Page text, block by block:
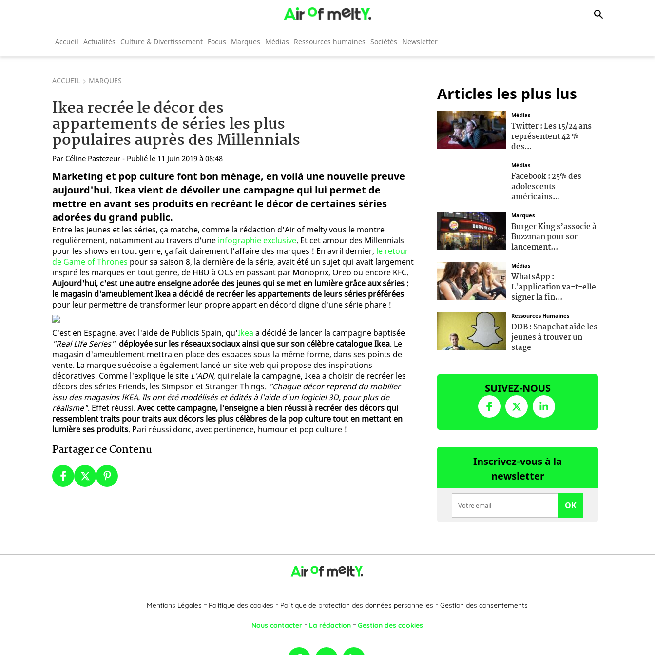
Accueil Actualités Culture & Divertissement Focus Marques Médias Ressources humaines Sociétés Newsletter
ACCUEIL MARQUES
Ikea recrée le décor des
appartements de séries les plus
populaires auprès des Millennials
Par Céline Pastezeur - Publié le 11 Juin 2019 à 08:48
Marketing et pop culture font bon ménage, en voilà une nouvelle preuve
aujourd'hui. Ikea vient de dévoiler une campagne qui lui permet de
mettre en avant ses produits en recréant le décor de certaines séries
adorées du grand public.
Entre les jeunes et les séries, ça matche, comme la rédaction d'Air of melty vous le montre
régulièrement, notamment au travers d'une infographie exclusive. Et cet amour des Millennials
pour les shows en tout genre, ça fait clairement l'affaire des marques ! En avril dernier, le retour
de Game of Thrones pour sa saison 8, la dernière de la série, avait été un sujet qui avait largement
inspiré les marques en tout genre, de HBO à OCS en passant par Monoprix, Oreo ou encore KFC.
Aujourd'hui, c'est une autre enseigne adorée des jeunes qui se met en lumière grâce aux séries :
le magasin d'ameublement Ikea a décidé de recréer les appartements de leurs séries préférées
pour leur permettre de transformer leur propre appart en décord digne d'une série phare !
C'est en Espagne, avec l'aide de Publicis Spain, qu'Ikea a décidé de lancer la campagne baptisée
"Real Life Series", déployée sur les réseaux sociaux ainsi que sur son célèbre catalogue Ikea. Le
magasin d'ameublement mettra en place des espaces sous la même forme, dans ses points de
vente. La marque suédoise a également lancé un site web qui propose des inspirations
décoratives. Comme l'explique le site L'ADN, qui relaie la campagne, Ikea a choisir de recréer les
décors des séries Friends, les Simpson et Stranger Things. "Chaque décor reprend du mobilier
issu des magasins IKEA. Ils ont été modélisés et édités à l'aide d'un logiciel 3D, pour plus de
réalisme". Effet réussi. Avec cette campagne, l'enseigne a bien réussi à recréer des décors qui
ressemblent traits pour traits aux décors les plus célèbres de la pop culture tout en mettant en
lumière ses produits. Pari réussi donc, avec pertinence, humour et pop culture !
Partager ce Contenu
Articles les plus lus
Médias
Twitter : Les 15/24 ans
représentent 42 %
des...
Médias
Facebook : 25% des
adolescents
américains...
Marques
Burger King s’associe à
Buzzman pour son
lancement...
Médias
WhatsApp :
L'application va-t-elle
signer la fin...
Ressources Humaines
DDB : Snapchat aide les
jeunes à trouver un
stage
SUIVEZ-NOUS
Inscrivez-vous à la
newsletter
OK
Mentions Légales Politique des cookies Politique de protection des données personnelles Gestion des consentements
Nous contacter La rédaction Gestion des cookies